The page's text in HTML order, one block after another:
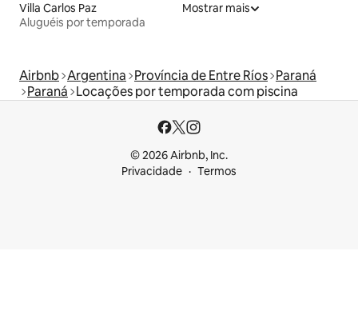
Villa Carlos Paz
Aluguéis por temporada
Mostrar mais
Airbnb Argentina Província de Entre Ríos Paraná
Paraná Locações por temporada com piscina
© 2026 Airbnb, Inc.
Privacidade
Termos